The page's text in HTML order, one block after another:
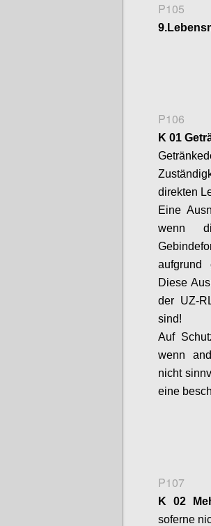
P105
9.
P106
K 01
direkten
Eine
wenn
aufgrund
Diese
der UZ-
sind!
Auf
wenn
nicht
eine
P107
K 02
soferne